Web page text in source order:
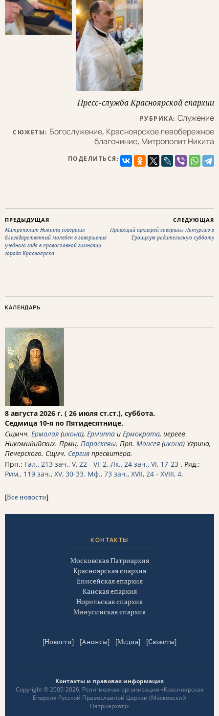
Пресс-служба Красноярской епархии
РУБРИКА: Служение
СЮЖЕТЫ: Богослужение, Красноярское левобережное
благочиние, Митрополит Никита
ПОДЕЛИТЬСЯ:
ПРЕДЫДУЩАЯ
Митрополит Никита совершил
благодарственный молебен в завершение
учебного года в православной гимназии
города Красноярска
СЛЕДУЮЩАЯ
Правящий архиерей совершил Литургию в
Троицкую родительскую субботу
КАЛЕНДАРЬ
8 августа 2026 г. ( 26 июля ст.ст.), суббота.
Седмица 10-я по Пятидесятнице.
Сщмчч. Ермолая (икона), Ермиппа и Ермократа, иереев
Никомидийских. Прмц. Параскевы. Прп. Моисея (икона) Угрина,
Печерского. Сщмч. Сергия пресвитера.
Прп.: Гал., 213 зач., V, 22 - VI, 2. Лк., 24 зач., VI, 17-23 . Ряд.:
Рим., 119 зач., XV, 30-33. Мф., 73 зач., XVII, 24 - XVIII, 4.
[Все новости]
КОНТАКТЫ
Московская Патриархия
Красноярская епархия
Енисейская епархия
Канская епархия
Норильская епархия
Минусинская епархия
[Новости] [Анонсы] [Медиа] [Сюжеты]
Контакты и правовая информация
Copyright © 2005-2026, Религиозная организация «Красноярская
Епархия Русской Православной Церкви (Московский
Патриархат)»